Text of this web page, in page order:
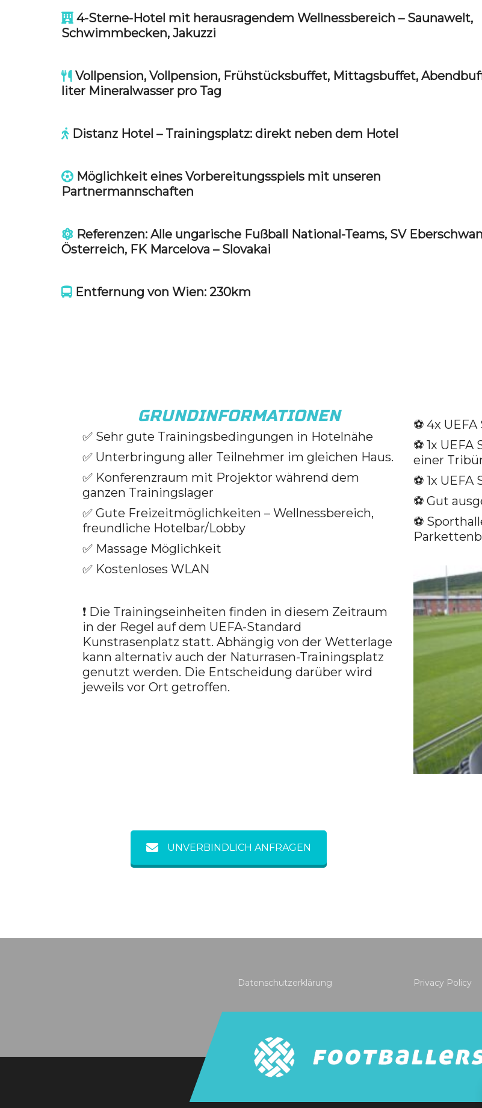
4-Sterne-Hotel mit herausragendem Wellnessbereich – Saunawelt,
Schwimmbecken, Jakuzzi
Vollpension, Vollpension, Frühstücksbuffet, Mittagsbuffet,
liter Mineralwasser pro Tag
Distanz Hotel – Trainingsplatz: direkt neben dem Hotel
Möglichkeit eines Vorbereitungsspiels mit unseren
Partnermannschaften
Referenzen: Alle ungarische Fußball National-Teams, SV
Österreich, FK Marcelova – Slovakai
Entfernung von Wien: 230km
GRUNDINFORMATIONEN
✅ Sehr gute Trainingsbedingungen in Hotelnähe
✅ Unterbringung aller Teilnehmer im gleichen Haus.
✅ Konferenzraum mit Projektor während dem
ganzen Trainingslager
✅ Gute Freizeitmöglichkeiten – Wellnessbereich,
freundliche Hotelbar/Lobby
✅ Massage Möglichkeit
✅ Kostenloses WLAN
❗ Die Trainingseinheiten finden in diesem Zeitraum
in der Regel auf dem UEFA-Standard
Kunstrasenplatz statt. Abhängig von der Wetterlage
kann alternativ auch der Naturrasen-Trainingsplatz
genutzt werden. Die Entscheidung darüber wird
jeweils vor Ort getroffen.
⚽️ 4x
⚽️ 1x
einer
⚽️ 1x
⚽️ Gut
⚽️
UNVERBINDLICH ANFRAGEN
Datenschutzerklärung Privacy Policy